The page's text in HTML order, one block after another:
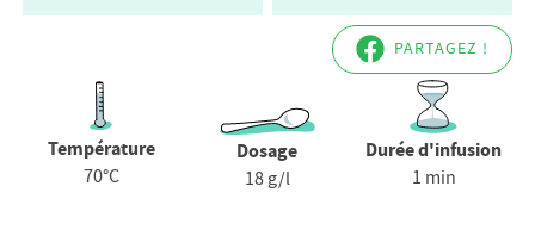
PARTAGEZ !
Température
70°C
Dosage
18 g/l
Durée d'infusion
1 min